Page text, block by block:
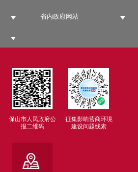
省内政府网站
保山市人民政府公
报二维码
征集影响营商环境
建设问题线索